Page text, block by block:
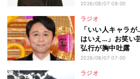
2026/08/07 08:00
ラジオ
「いい人キャラ
はいえ…」お笑い
弘行が胸中吐露
2026/08/07 07:00
ラジオ